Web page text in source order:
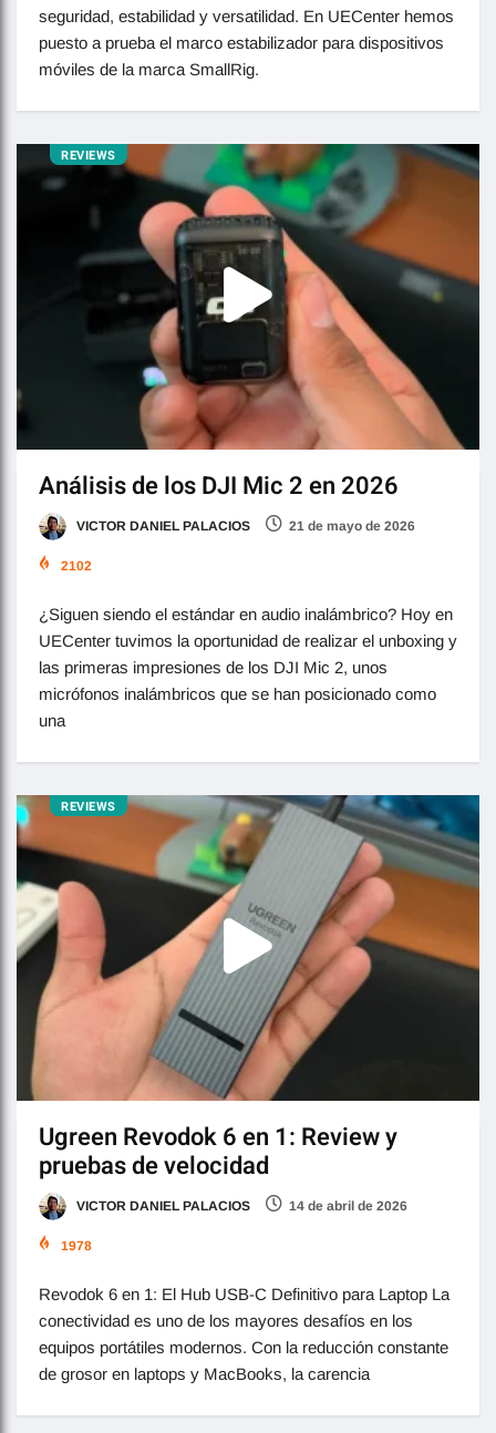
seguridad, estabilidad y versatilidad. En UECenter hemos
puesto a prueba el marco estabilizador para dispositivos
móviles de la marca SmallRig.
REVIEWS
Análisis de los DJI Mic 2 en 2026
VICTOR DANIEL PALACIOS 21 de mayo de 2026
2102
¿Siguen siendo el estándar en audio inalámbrico? Hoy en
UECenter tuvimos la oportunidad de realizar el unboxing y
las primeras impresiones de los DJI Mic 2, unos
micrófonos inalámbricos que se han posicionado como
una
REVIEWS
Ugreen Revodok 6 en 1: Review y
pruebas de velocidad
VICTOR DANIEL PALACIOS 14 de abril de 2026
1978
Revodok 6 en 1: El Hub USB-C Definitivo para Laptop La
conectividad es uno de los mayores desafíos en los
equipos portátiles modernos. Con la reducción constante
de grosor en laptops y MacBooks, la carencia